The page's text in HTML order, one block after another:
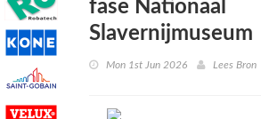
fase Nationaal
Slavernijmuseum
Mon 1st Jun 2026 Lees Bron